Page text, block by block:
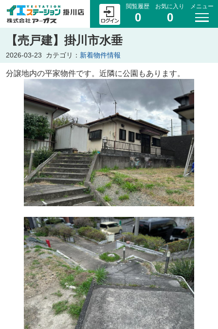
閲覧履歴
0
お気に入り
0
メニュー
【売戸建】掛川市水垂
2026-03-23 カテゴリ： 新着物件情報
分譲地内の平家物件です。近隣に公園もあります。